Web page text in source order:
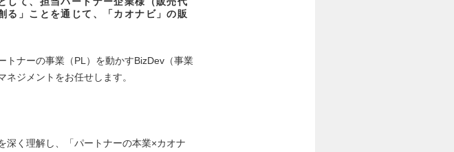
る」ことを通じて、「カオナビ」の販
トナーの事業（PL）を動かすBizDev（事業
ジメントをお任せします。
深く理解し、「パートナーの本業×カオナ